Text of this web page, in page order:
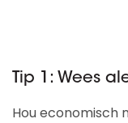
Tip 1: Wees
Hou economisch